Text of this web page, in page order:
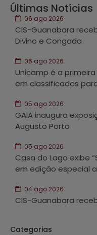
Últimas Notícias
06 ago 2026
CIS-Guanabara
Divino e Congada
06 ago 2026
Unicamp é a
em classificados
05 ago 2026
GAIA inaugura
Augusto Porto
05 ago 2026
Casa do Lago exibe
em edição especial
04 ago 2026
CIS-Guanabara
Categorias